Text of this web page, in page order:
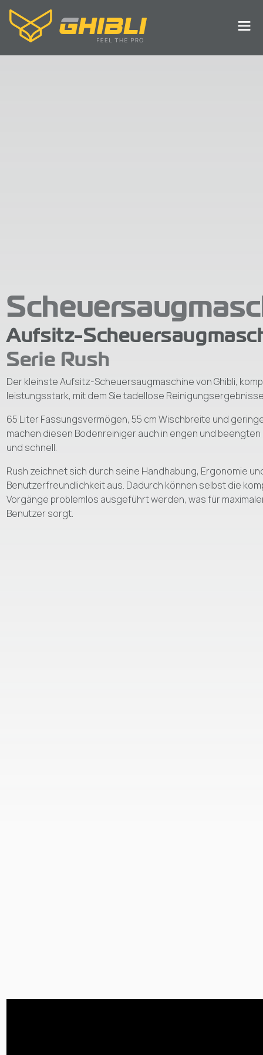
Aufsitz-
Serie Rush
Der kleinste Aufsitz-Scheuersaugmaschine von Ghibli,
leistungsstark, mit dem Sie tadellose
65 Liter Fassungsvermögen, 55 cm Wischbreite und
machen diesen Bodenreiniger auch in engen und beengten
und schnell.
Rush zeichnet sich durch seine Handhabung, Ergonomie
Benutzerfreundlichkeit aus. Dadurch können selbst die
Vorgänge problemlos ausgeführt werden, was für
Benutzer sorgt.